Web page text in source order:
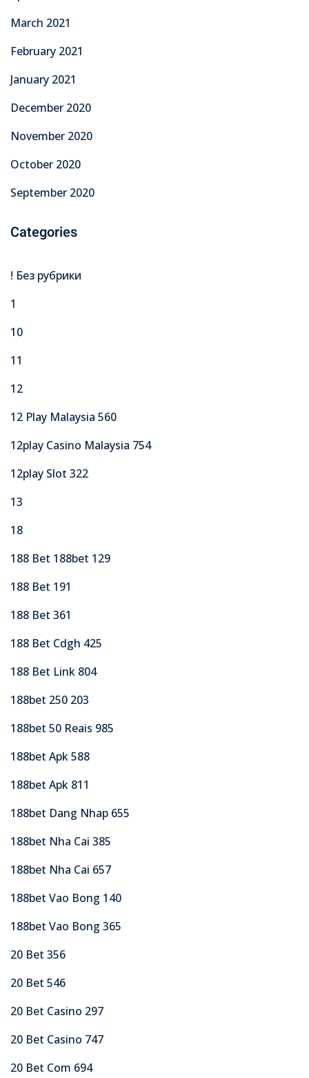
March 2021
February 2021
January 2021
December 2020
November 2020
October 2020
September 2020
Categories
! Без рубрики
1
10
11
12
12 Play Malaysia 560
12play Casino Malaysia 754
12play Slot 322
13
18
188 Bet 188bet 129
188 Bet 191
188 Bet 361
188 Bet Cdgh 425
188 Bet Link 804
188bet 250 203
188bet 50 Reais 985
188bet Apk 588
188bet Apk 811
188bet Dang Nhap 655
188bet Nha Cai 385
188bet Nha Cai 657
188bet Vao Bong 140
188bet Vao Bong 365
20 Bet 356
20 Bet 546
20 Bet Casino 297
20 Bet Casino 747
20 Bet Com 694